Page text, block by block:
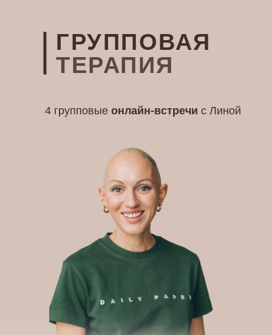
ГРУППОВАЯ
ТЕРАПИЯ
4 групповые онлайн-встречи с Линой